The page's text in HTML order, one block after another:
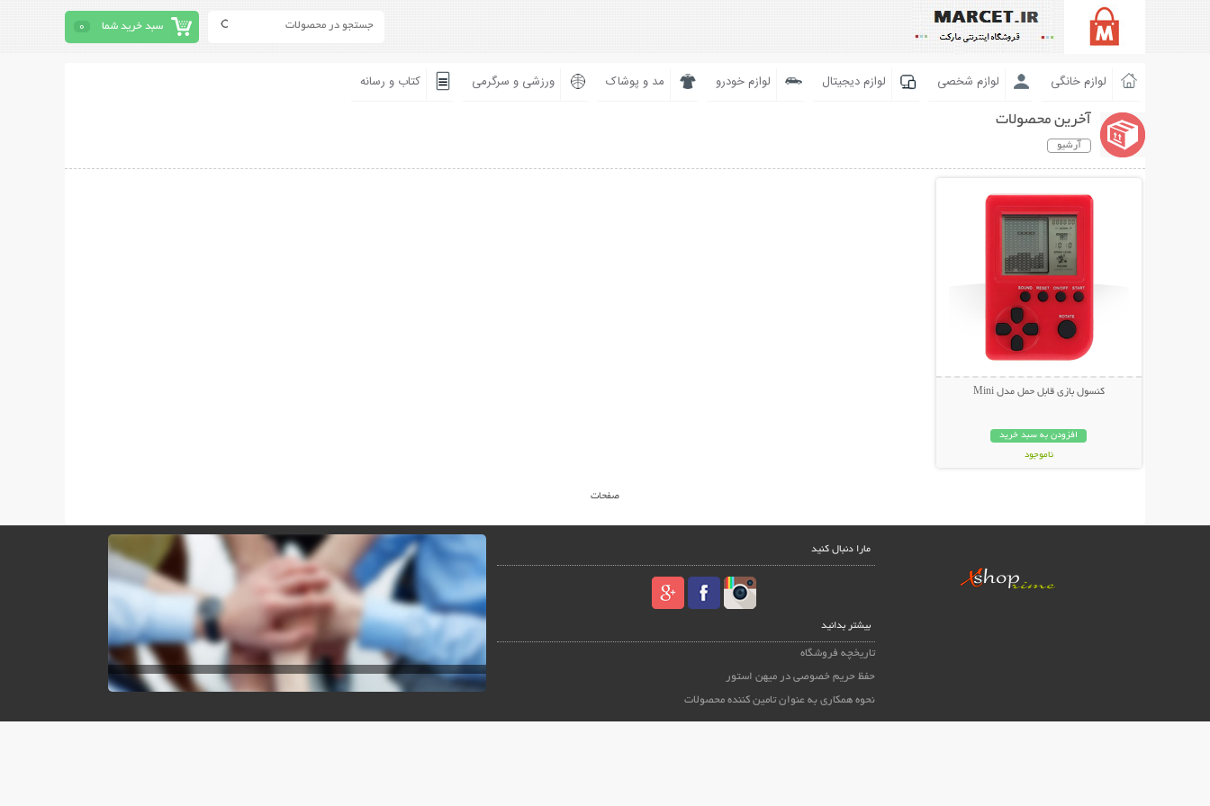
سبد خرید شما 0
لوازم خانگی لوازم شخصی لوازم دیجیتال لوازم خودرو مد و پوشاک ورزشی و سرگرمی کتاب و رسانه
آخرین محصولات
آرشیو
کنسول بازی قابل حمل مدل Mini
افزودن به سبد خرید
ناموجود
صفحات
مارا دنبال کنید
بیشتر بدانید
تاریخچه فروشگاه
حفظ حریم خصوصی در میهن استور
نحوه همکاری به عنوان تامین کننده محصولات